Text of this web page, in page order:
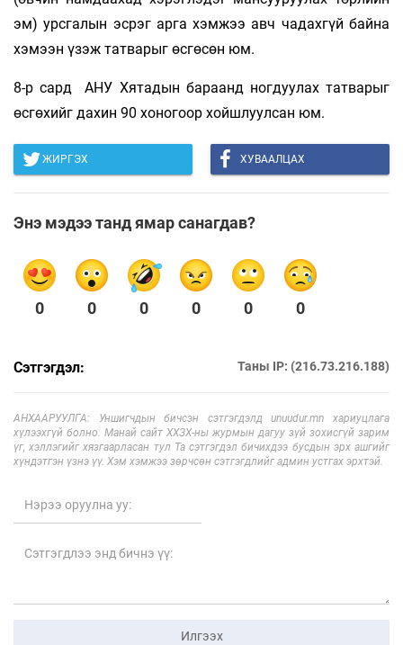
эм) урсгалын эсрэг арга хэмжээ авч чадахгүй байна
хэмээн үзэж татварыг өсгөсөн юм.
8-р сард АНУ Хятадын бараанд ногдуулах татварыг
өсгөхийг дахин 90 хоногоор хойшлуулсан юм.
ЖИРГЭХ ХУВААЛЦАХ
Энэ мэдээ танд ямар санагдав?
0 0 0 0 0 0
Сэтгэгдэл: Таны IP: (216.73.216.188)
АНХААРУУЛГА: Уншигчдын бичсэн сэтгэгдэлд unuudur.mn хариуцлага
хүлээхгүй болно. Манай сайт ХХЗХ-ны журмын дагуу зүй зохисгүй зарим
үг, хэллэгийг хязгаарласан тул Та сэтгэгдэл бичихдээ бусдын эрх ашгийг
хүндэтгэн үзнэ үү. Хэм хэмжээ зөрчсөн сэтгэгдлийг админ устгах эрхтэй.
Илгээх